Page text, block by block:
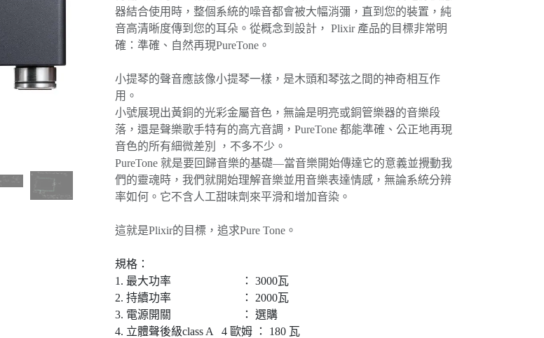
器結合使用時，整個系統的噪音都會被大幅消彌，直到您的裝置，純
音高清晰度傳到您的耳朵。從概念到設計， Plixir 產品的目標非常明
確：準確、自然再現PureTone。
小提琴的聲音應該像小提琴一樣，是木頭和琴弦之間的神奇相互作
用。
小號展現出黃銅的光彩金屬音色，無論是明亮或銅管樂器的音樂段
落，還是聲樂歌手特有的高亢音調，PureTone 都能準確、公正地再現
音色的所有細微差別 ，不多不少。
PureTone 就是要回歸音樂的基礎—當音樂開始傳達它的意義並攪動我
們的靈魂時，我們就開始理解音樂並用音樂表達情感，無論系統分辨
率如何。它不含人工甜味劑來平滑和增加音染。
這就是Plixir的目標，追求Pure Tone。
規格：
1. 最大功率 ： 3000瓦
2. 持續功率 ： 2000瓦
3. 電源開關 ： 選購
4. 立體聲後級class A 4 歐姆 ： 180 瓦